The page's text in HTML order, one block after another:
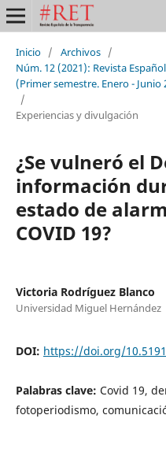
Inicio / Archivos /
Núm. 12 (2021): Revista
(Primer semestre. Enero - Junio
/
Experiencias y divulgación
¿Se vulneró el
información
estado de
COVID 19?
Victoria Rodríguez Blanco
Universidad Miguel Hernández
DOI: https://doi.org/
Palabras clave: Covid 19,
fotoperiodismo,